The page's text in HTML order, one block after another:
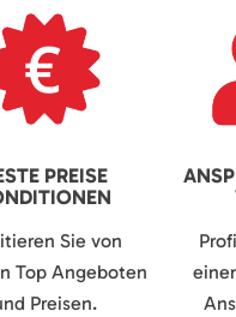
PREISE
Sie von
Top Angeboten
Preisen.